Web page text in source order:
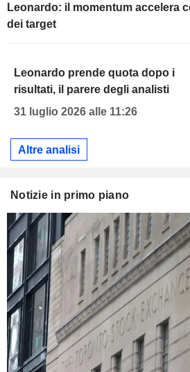
Leonardo: il momentum accelera
dei target
Leonardo prende quota dopo i
risultati, il parere degli analisti
31 luglio 2026 alle 11:26
Altre analisi
Notizie in primo piano